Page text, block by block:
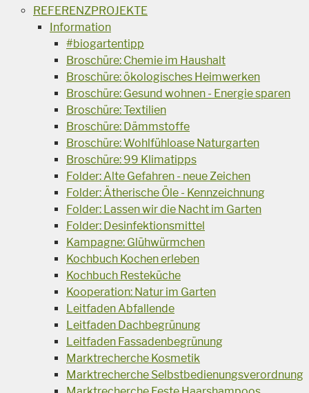
REFERENZPROJEKTE
Information
#biogartentipp
Broschüre: Chemie im Haushalt
Broschüre: ökologisches Heimwerken
Broschüre: Gesund wohnen - Energie sparen
Broschüre: Textilien
Broschüre: Dämmstoffe
Broschüre: Wohlfühloase Naturgarten
Broschüre: 99 Klimatipps
Folder: Alte Gefahren - neue Zeichen
Folder: Ätherische Öle - Kennzeichnung
Folder: Lassen wir die Nacht im Garten
Folder: Desinfektionsmittel
Kampagne: Glühwürmchen
Kochbuch Kochen erleben
Kochbuch Resteküche
Kooperation: Natur im Garten
Leitfaden Abfallende
Leitfaden Dachbegrünung
Leitfaden Fassadenbegrünung
Marktrecherche Kosmetik
Marktrecherche Selbstbedienungsverordnung